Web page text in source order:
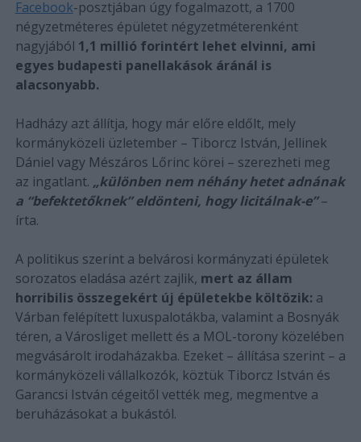
Facebook-posztjában úgy fogalmazott, a 1700
négyzetméteres épületet négyzetméterenként
nagyjából 1,1 millió forintért lehet elvinni, ami
egyes budapesti panellakások áránál is
alacsonyabb.
Hadházy azt állítja, hogy már előre eldőlt, mely
kormányközeli üzletember – Tiborcz István, Jellinek
Dániel vagy Mészáros Lőrinc körei – szerezheti meg
az ingatlant. „különben nem néhány hetet adnának
a “befektetőknek” eldönteni, hogy licitálnak-e”–
írta.
A politikus szerint a belvárosi kormányzati épületek
sorozatos eladása azért zajlik, mert az állam
horribilis összegekért új épületekbe költözik: a
Várban felépített luxuspalotákba, valamint a Bosnyák
téren, a Városliget mellett és a MOL-torony közelében
megvásárolt irodaházakba. Ezeket – állítása szerint – a
kormányközeli vállalkozók, köztük Tiborcz István és
Garancsi István cégeitől vették meg, megmentve a
beruházásokat a bukástól.